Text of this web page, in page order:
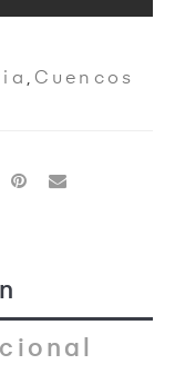
, Cuencos